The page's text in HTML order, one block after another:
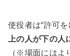
使役者は“許可
上の人が下の人
（※場面には